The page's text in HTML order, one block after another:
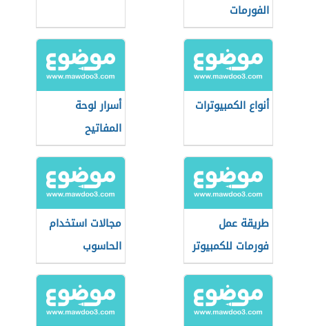
الفورمات
أنواع الكمبيوترات
أسرار لوحة
المفاتيح
طريقة عمل
فورمات للكمبيوتر
مجالات استخدام
الحاسوب